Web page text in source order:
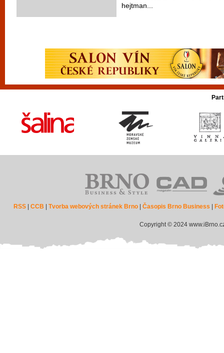
hejtman...
RSS |CCB |Tvorba webových stránek Brno |Časopis Brno Business
Copyright © 2024